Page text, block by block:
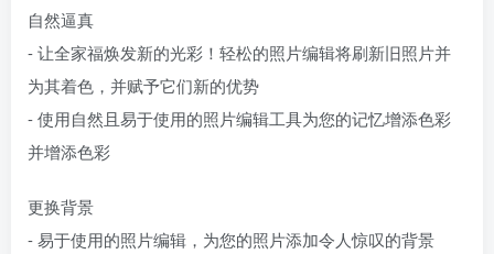
自然逼真
- 让全家福焕发新的光彩！轻松的照片编辑将刷新旧照片并
为其着色，并赋予它们新的优势
- 使用自然且易于使用的照片编辑工具为您的记忆增添色彩
并增添色彩
更换背景
- 易于使用的照片编辑，为您的照片添加令人惊叹的背景